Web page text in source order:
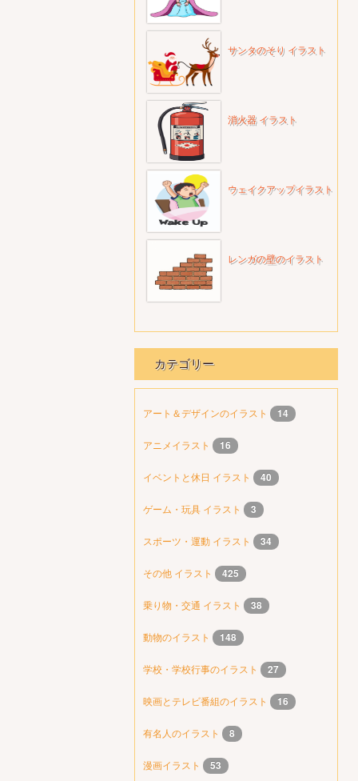
サンタのそり イラスト
消火器 イラスト
ウェイクアップイラスト
レンガの壁のイラスト
カテゴリー
アート＆デザインのイラスト 14
アニメイラスト 16
イベントと休日 イラスト 40
ゲーム・玩具 イラスト 3
スポーツ・運動 イラスト 34
その他 イラスト 425
乗り物・交通 イラスト 38
動物のイラスト 148
学校・学校行事のイラスト 27
映画とテレビ番組のイラスト 16
有名人のイラスト 8
漫画イラスト 53